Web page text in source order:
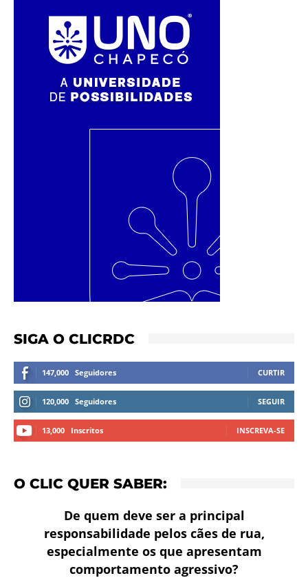
SIGA O CLICRDC
147,000 Seguidores CURTIR
120,000 Seguidores SEGUIR
13,000 Inscritos INSCREVA-SE
O CLIC QUER SABER:
De quem deve ser a principal
responsabilidade pelos cães de rua,
especialmente os que apresentam
comportamento agressivo?